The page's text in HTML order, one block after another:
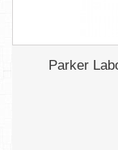
Parker